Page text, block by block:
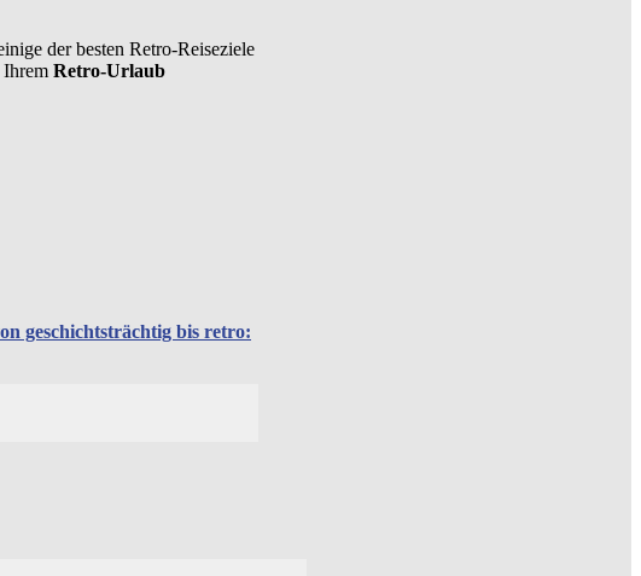
der besten Retro-Reiseziele
Ihrem Retro-Urlaub
geschichtsträchtig bis retro: